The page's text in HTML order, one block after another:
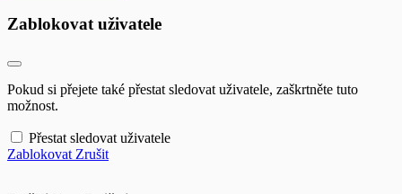
Zablokovat uživatele
Pokud si přejete také přestat sledovat uživatele, zaškrtněte tuto
možnost.
Přestat sledovat uživatele
Zablokovat Zrušit